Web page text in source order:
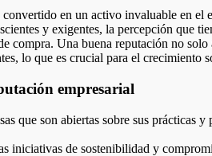
convertido en un activo invaluable en
y exigentes, la percepción que
compra. Una buena reputación no
lo que es crucial para el crecimiento
empresarial
que son abiertas sobre sus prácticas
iniciativas de sostenibilidad y